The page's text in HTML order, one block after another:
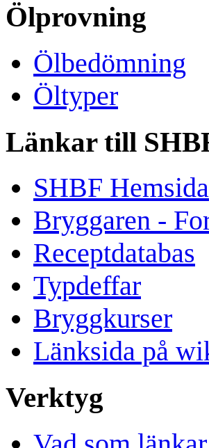
Ölprovning
Ölbedömning
Öltyper
Länkar till
SHBF Hemsida
Bryggaren -
Receptdatabas
Typdeffar
Bryggkurser
Länksida på
Verktyg